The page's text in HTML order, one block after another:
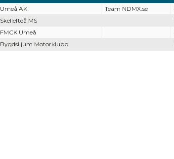
Umeå AK Team NDMX.se
Skellefteå MS
FMCK Umeå
Bygdsiljum Motorklubb